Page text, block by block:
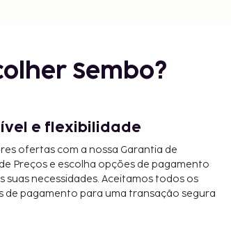
Sembo?
e flexibilidade
ofertas com a nossa Garantia de
Preços e escolha opções de pagamento
suas necessidades. Aceitamos todos os
de pagamento para uma transação segura